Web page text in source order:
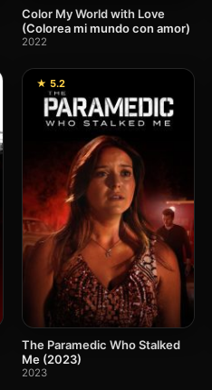
Color My World with Love
(Colorea mi mundo con amor)
2022
★ 5.2
The Paramedic Who Stalked
Me (2023)
2023